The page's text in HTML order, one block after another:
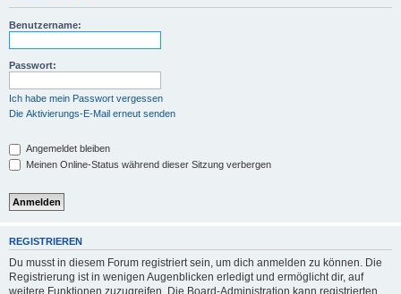
Benutzername:
Passwort:
Ich habe mein Passwort vergessen
Die Aktivierungs-E-Mail erneut senden
Angemeldet bleiben
Meinen Online-Status während dieser Sitzung verbergen
REGISTRIEREN
Du musst in diesem Forum registriert sein, um dich anmelden zu können. Die
Registrierung ist in wenigen Augenblicken erledigt und ermöglicht dir, auf
weitere Funktionen zuzugreifen. Die Board-Administration kann registrierten